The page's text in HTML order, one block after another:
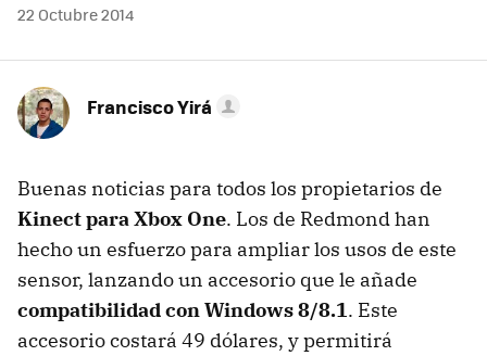
22 Octubre 2014
Francisco Yirá
Buenas noticias para todos los propietarios de
Kinect para Xbox One. Los de Redmond han
hecho un esfuerzo para ampliar los usos de este
sensor, lanzando un accesorio que le añade
compatibilidad con Windows 8/8.1. Este
accesorio costará 49 dólares, y permitirá